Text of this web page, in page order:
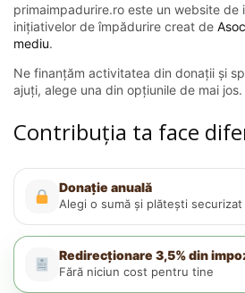
primaimpadurire.ro este un website de
inițiativelor de împădurire creat de
mediu.
Ne finanțăm activitatea din donații și
ajuți, alege una din opțiunile de mai jos.
Contribuția ta face
Donație anuală
Alegi o sumă și plătești securizat
Redirecționare 3,5% din
Fără niciun cost pentru tine